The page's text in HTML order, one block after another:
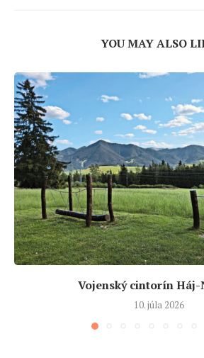
YOU MAY ALSO
Vojenský cintorín
10. júla 2026